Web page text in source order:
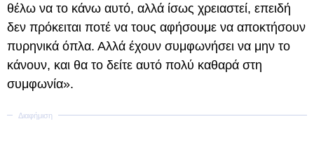
θέλω να το κάνω αυτό, αλλά ίσως χρειαστεί, επειδή
δεν πρόκειται ποτέ να τους αφήσουμε να αποκτήσουν
πυρηνικά όπλα. Αλλά έχουν συμφωνήσει να μην το
κάνουν, και θα το δείτε αυτό πολύ καθαρά στη
συμφωνία».